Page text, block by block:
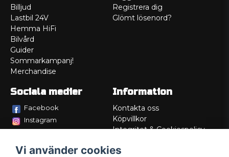
Billjud
Lastbil 24V
Hemma HiFi
Bilvård
Guider
Sommarkampanj!
Merchandise
Registrera dig
Glömt lösenord?
Sociala medier
Facebook
Instagram
Information
Kontakta oss
Köpvillkor
Integritet & Cookiespolicy
Service/Garanti
Vi använder cookies